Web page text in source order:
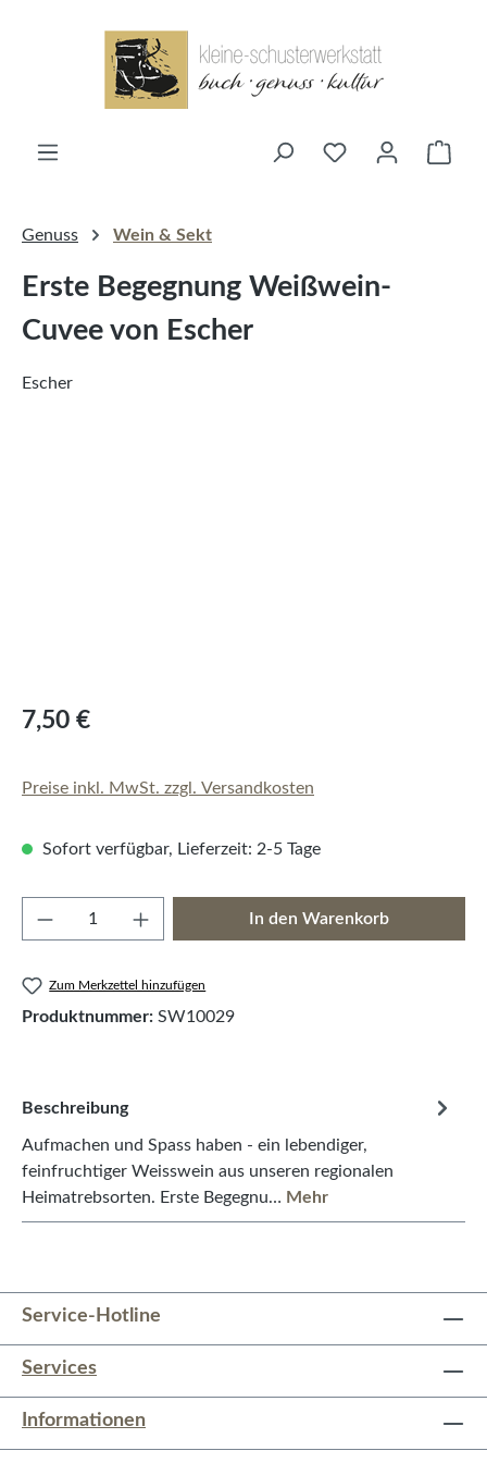
Genuss Wein & Sekt
Erste Begegnung Weißwein-
Cuvee von Escher
Escher
7,50 €
Preise inkl. MwSt. zzgl. Versandkosten
Sofort verfügbar, Lieferzeit: 2-5 Tage
Produkt Anzahl: Gib den gewünschten
In den Warenkorb
Zum Merkzettel hinzufügen
Produktnummer: SW10029
Beschreibung
Aufmachen und Spass haben - ein lebendiger,
feinfruchtiger Weisswein aus unseren regionalen
Heimatrebsorten. Erste Begegnu… Mehr
Service-Hotline
Services
Informationen